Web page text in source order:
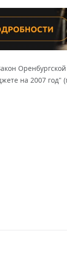
на 2007 год"